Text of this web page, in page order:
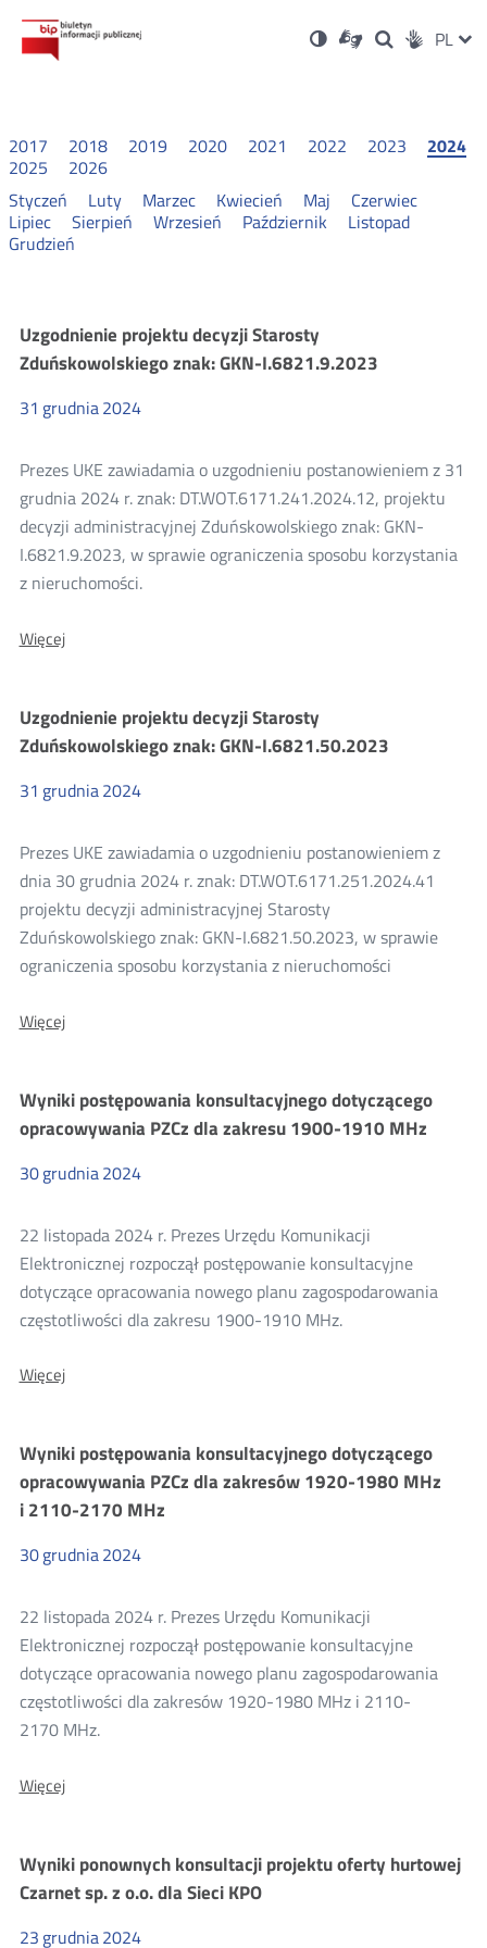
Ustawienia
Wersja
kontrastowa
Dla
niesłyszących
OtwórzOtwórz
w
Otwórz
w
Social PL
2017 2018 2019 2020 2021 2022 2023
2024
2025
2026
Styczeń
Luty Marzec Kwiecień Maj
Czerwiec
Lipiec
Sierpień Wrzesień Październik
Listopad
Grudzień
Konsultacje
konsultacji
2024
Uzgodnienie projektu decyzji Starosty
Zduńskowolskiego znak: GKN-I.6821.9.2023
31 grudnia2024
Prezes UKE zawiadamia o uzgodnieniu postanowieniem z 31
grudnia 2024 r. znak: DT.WOT.6171.241.2024.12, projektu
decyzji administracyjnej Zduńskowolskiego znak: GKN-
I.6821.9.2023, w sprawie ograniczenia sposobu korzystania
z nieruchomości.
WięcejO:
Starosty
Zduńskowolskiego
znak:
I.6821.9.2023
Uzgodnienie projektu decyzji Starosty
Zduńskowolskiego znak: GKN-I.6821.50.2023
31 grudnia2024
Prezes UKE zawiadamia o uzgodnieniu postanowieniem z
dnia 30 grudnia 2024 r. znak: DT.WOT.6171.251.2024.41
projektu decyzji administracyjnej Starosty
Zduńskowolskiego znak: GKN-I.6821.50.2023, w sprawie
ograniczenia sposobu korzystania z nieruchomości
WięcejO:
Starosty
Zduńskowolskiego
znak:
I.6821.50.2023
Wyniki postępowania konsultacyjnego dotyczącego
opracowywania PZCz dla zakresu 1900-1910 MHz
30grudnia2024
22 listopada 2024 r. Prezes Urzędu Komunikacji
Elektronicznej rozpoczął postępowanie konsultacyjne
dotyczące opracowania nowego planu zagospodarowania
częstotliwości dla zakresu 1900-1910 MHz.
WięcejO:
dotyczącego
opracowywania
PZCz
dla
1900-
1910 MHz
Wyniki postępowania konsultacyjnego dotyczącego
opracowywania PZCz dla zakresów 1920-1980 MHz
i 2110-2170 MHz
30grudnia2024
22 listopada 2024 r. Prezes Urzędu Komunikacji
Elektronicznej rozpoczął postępowanie konsultacyjne
dotyczące opracowania nowego planu zagospodarowania
częstotliwości dla zakresów 1920-1980 MHz i 2110-
2170 MHz.
WięcejO:
dotyczącego
opracowywania
PZCz
zakresów
Wyniki ponownych konsultacji projektu oferty hurtowej
Czarnet sp. z o.o. dla Sieci KPO
23 grudnia2024